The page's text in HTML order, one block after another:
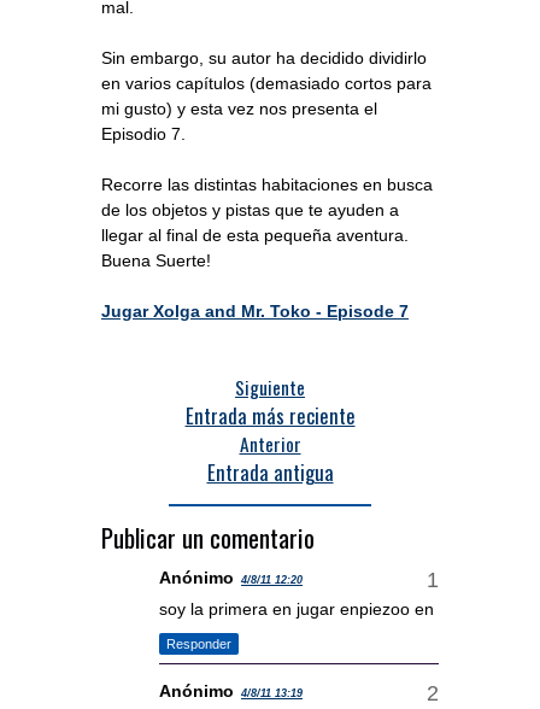
mal.
Sin embargo, su autor ha decidido dividirlo
en varios capítulos (demasiado cortos para
mi gusto) y esta vez nos presenta el
Episodio 7.
Recorre las distintas habitaciones en busca
de los objetos y pistas que te ayuden a
llegar al final de esta pequeña aventura.
Buena Suerte!
Jugar Xolga and Mr. Toko - Episode 7
Siguiente
Entrada más reciente
Anterior
Entrada antigua
Publicar un comentario
Anónimo 4/8/11 12:20
soy la primera en jugar enpiezoo en
Responder
Anónimo 4/8/11 13:19